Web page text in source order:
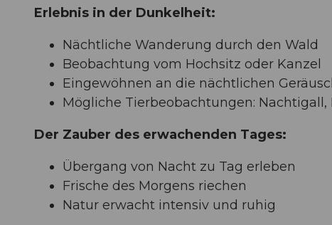
Erlebnis in der Dunkelheit:
Nächtliche Wanderung durch den Wald
Beobachtung vom Hochsitz oder Kanzel
Eingewöhnen an die nächtlichen
Mögliche Tierbeobachtungen: Nachtigall,
Der Zauber des erwachenden Tages:
Übergang von Nacht zu Tag erleben
Frische des Morgens riechen
Natur erwacht intensiv und ruhig